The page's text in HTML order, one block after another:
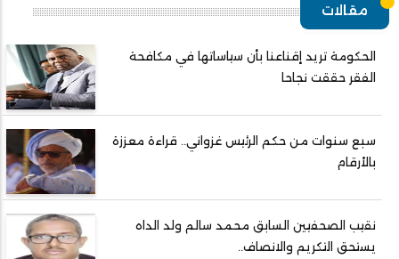
مقالات
الحكومة تريد إقناعنا بأن سياساتها في مكافحة
الفقر حققت نجاحا
سبع سنوات من حكم الرئيس غزواني.. قراءة معززة
بالأرقام
نقيب الصحفيين السابق محمد سالم ولد الداه
يستحق التكريم والانصاف..